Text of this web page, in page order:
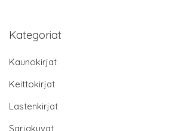
Kategoriat
Kaunokirjat
Keittokirjat
Lastenkirjat
Sarjakuvat